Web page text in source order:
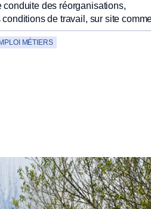
des réorganisations,
de travail, sur site
MÉTIERS